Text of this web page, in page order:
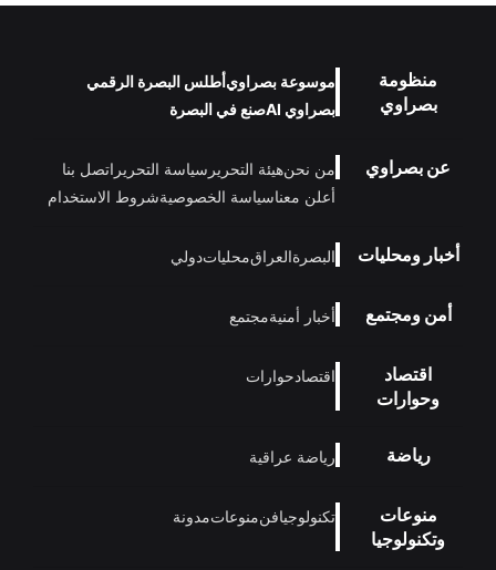
منظومة
بصراوي
موسوعة بصراويأطلس البصرة الرقمي
بصراوي AI
صنع في البصرة
عن بصراوي من نحنهيئة التحرير سياسة التحرير اتصل بنا
أعلن معناسياسة الخصوصيةشروط الاستخدام
أخبار ومحليات البصرةالعراقمحلياتدولي
أمن ومجتمع أخبار أمنيةمجتمع
اقتصاد
وحوارات
اقتصادحوارات
رياضة رياضة عراقية
منوعات
وتكنولوجيا
تكنولوجيافنمنوعاتمدونة